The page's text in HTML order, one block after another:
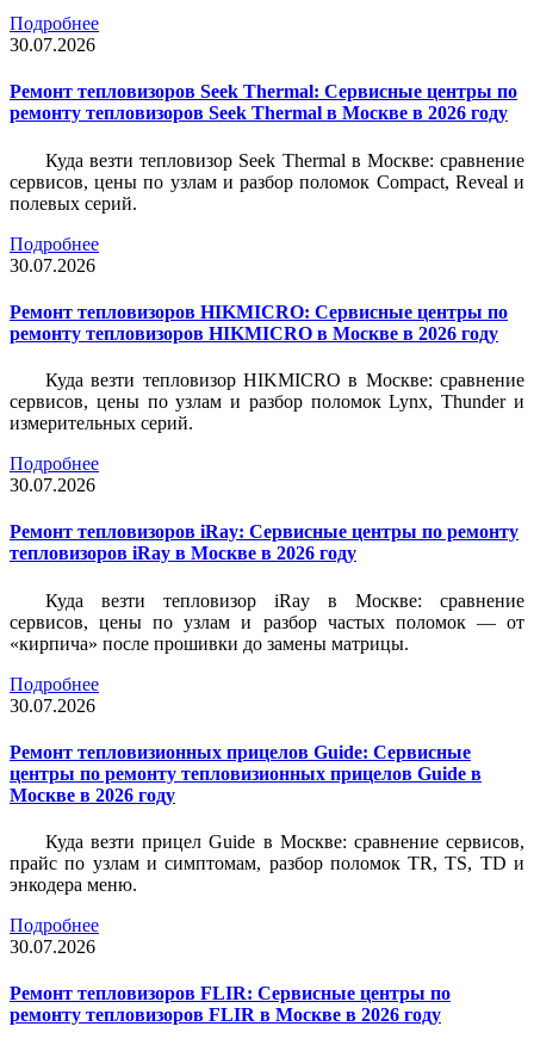
Подробнее
30.07.2026
Ремонт тепловизоров Seek Thermal: Сервисные центры по
ремонту тепловизоров Seek Thermal в Москве в 2026 году
Куда везти тепловизор Seek Thermal в Москве: сравнение
сервисов, цены по узлам и разбор поломок Compact, Reveal и
полевых серий.
Подробнее
30.07.2026
Ремонт тепловизоров HIKMICRO: Сервисные центры по
ремонту тепловизоров HIKMICRO в Москве в 2026 году
Куда везти тепловизор HIKMICRO в Москве: сравнение
сервисов, цены по узлам и разбор поломок Lynx, Thunder и
измерительных серий.
Подробнее
30.07.2026
Ремонт тепловизоров iRay: Сервисные центры по ремонту
тепловизоров iRay в Москве в 2026 году
Куда везти тепловизор iRay в Москве: сравнение
сервисов, цены по узлам и разбор частых поломок — от
«кирпича» после прошивки до замены матрицы.
Подробнее
30.07.2026
Ремонт тепловизионных прицелов Guide: Сервисные
центры по ремонту тепловизионных прицелов Guide в
Москве в 2026 году
Куда везти прицел Guide в Москве: сравнение сервисов,
прайс по узлам и симптомам, разбор поломок TR, TS, TD и
энкодера меню.
Подробнее
30.07.2026
Ремонт тепловизоров FLIR: Сервисные центры по
ремонту тепловизоров FLIR в Москве в 2026 году